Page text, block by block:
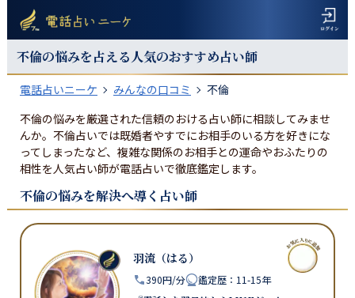
不倫の悩みを占える人気のおすすめ占い師
電話占いニーケ みんなの口コミ
不倫
不倫の悩みを厳選された信頼のおける占い師に相談してみませ
んか。不倫占いでは既婚者やすでにお相手のいる方を好きにな
ってしまったなど、複雑な関係のお相手との運命やおふたりの
相性を人気占い師が電話占いで徹底鑑定します。
不倫の悩みを解決へ導く占い師
羽流（はる）
390円/分 鑑定歴： 11-15年